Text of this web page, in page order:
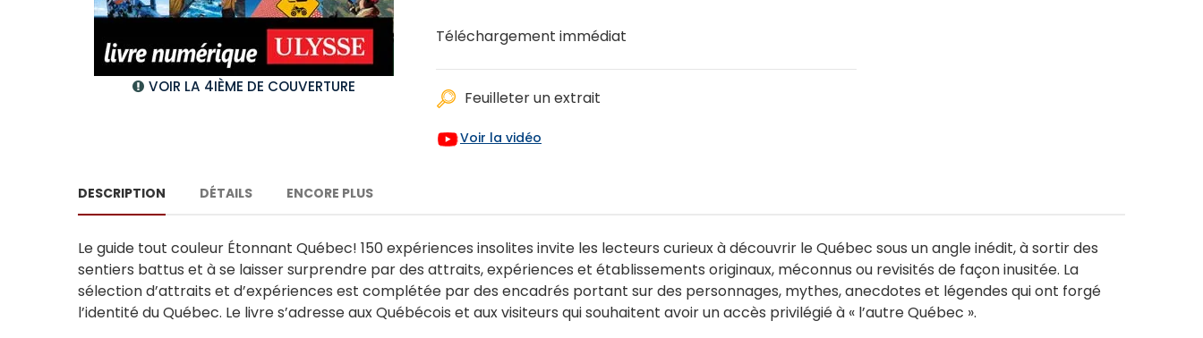
VOIR LA 4IÈME DE COUVERTURE
Téléchargement immédiat
Feuilleter un extrait
Voir la vidéo
DESCRIPTION DÉTAILS ENCORE PLUS
Le guide tout couleur Étonnant Québec! 150 expériences insolites invite les lecteurs curieux à découvrir le Québec sous un angle inédit, à sortir des
sentiers battus et à se laisser surprendre par des attraits, expériences et établissements originaux, méconnus ou revisités de façon inusitée. La
sélection d’attraits et d’expériences est complétée par des encadrés portant sur des personnages, mythes, anecdotes et légendes qui ont forgé
l’identité du Québec. Le livre s’adresse aux Québécois et aux visiteurs qui souhaitent avoir un accès privilégié à « l’autre Québec ».